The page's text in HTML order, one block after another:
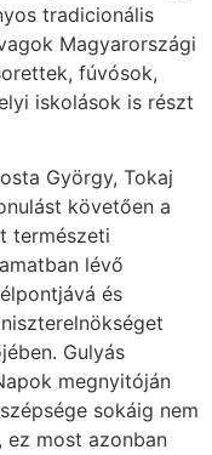
tradicionális
Magyarországi
fúvósok,
iskolások is részt
György, Tokaj
követően a
természeti
lévő
és
Gulyás
megnyitóján
sokáig nem
most azonban